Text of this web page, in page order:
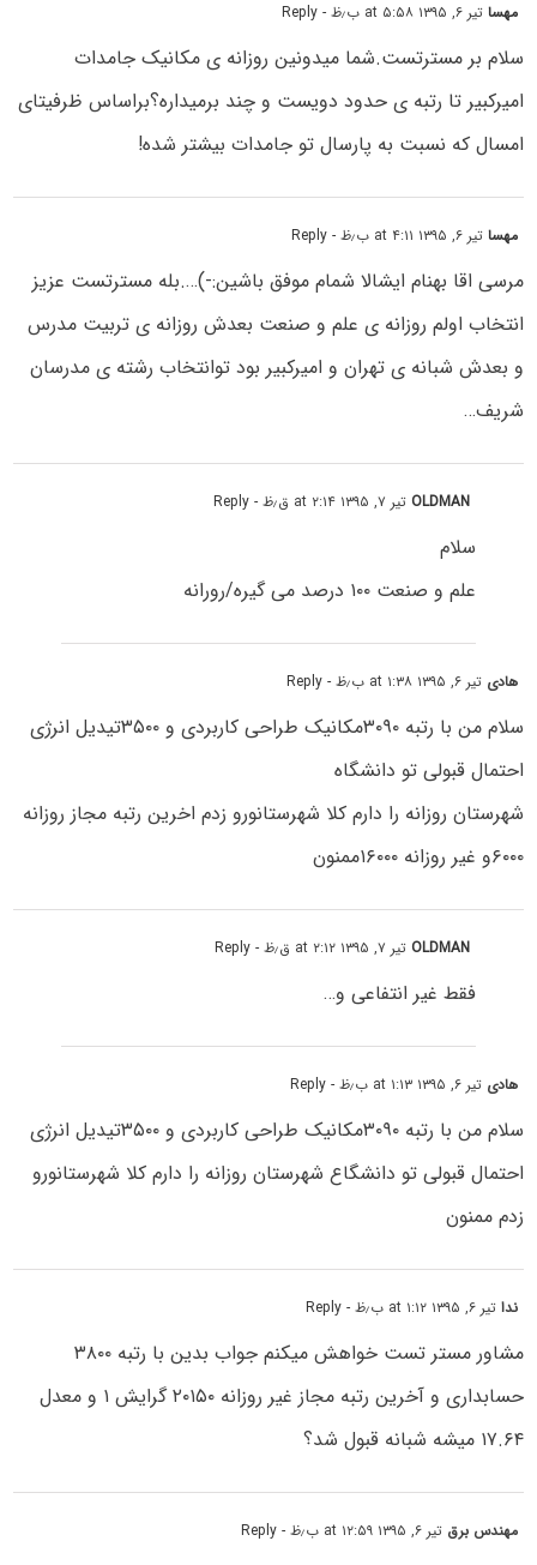
مهساتیر ۶, ۱۳۹۵ at ۵:۵۸ ب٫ظ - Reply
سلام بر مسترتست.شما میدونین روزانه ی مکانیک جامدات
امیرکبیر تا رتبه ی حدود دویست و چند برمیداره؟براساس ظرفیتای
امسال که نسبت به پارسال تو جامدات بیشتر شده!
مهساتیر ۶, ۱۳۹۵ at ۴:۱۱ ب٫ظ - Reply
مرسی اقا بهنام ایشالا شمام موفق باشین:-)….بله مسترتست عزیز
انتخاب اولم روزانه ی علم و صنعت بعدش روزانه ی تربیت مدرس
و بعدش شبانه ی تهران و امیرکبیر بود توانتخاب رشته ی مدرسان
شریف…
OLDMANتیر ۷, ۱۳۹۵ at ۲:۱۴ ق٫ظ - Reply
سلام
علم و صنعت ۱۰۰ درصد می گیره/رورانه
هادی تیر ۶, ۱۳۹۵ at ۱:۳۸ ب٫ظ - Reply
سلام من با رتبه ۳۰۹۰مکانیک طراحی کاربردی و ۳۵۰۰تیدیل انرژی
احتمال قبولی تو دانشگاه
شهرستان روزانه را دارم کلا شهرستانورو زدم اخرین رتبه مجاز روزانه
۶۰۰۰و غیر روزانه ۱۶۰۰۰ممنون
OLDMANتیر ۷, ۱۳۹۵ at ۲:۱۲ ق٫ظ - Reply
فقط غیر انتفاعی و…
هادی تیر ۶, ۱۳۹۵ at ۱:۱۳ ب٫ظ - Reply
سلام من با رتبه ۳۰۹۰مکانیک طراحی کاربردی و ۳۵۰۰تیدیل انرژی
احتمال قبولی تو دانشگاع شهرستان روزانه را دارم کلا شهرستانورو
زدم ممنون
نداتیر ۶, ۱۳۹۵ at ۱:۱۲ ب٫ظ - Reply
مشاور مستر تست خواهش میکنم جواب بدین با رتبه ۳۸۰۰
حسابداری و آخرین رتبه مجاز غیر روزانه ۲۰۱۵۰ گرایش ۱ و معدل
۱۷.۶۴ میشه شبانه قبول شد؟
مهندس برق تیر ۶, ۱۳۹۵ at ۱۲:۵۹ ب٫ظ - Reply